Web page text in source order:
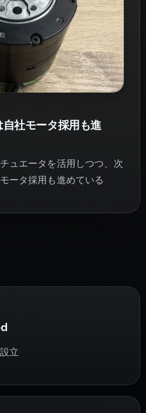
社モータ採用も進
ュエータを活用しつつ、次
ータ採用も進めている
立